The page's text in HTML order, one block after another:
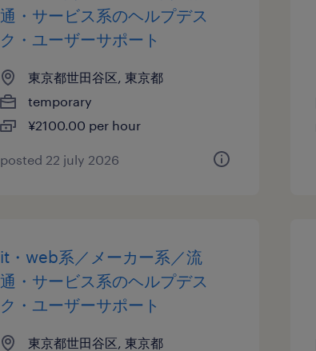
通・サービス系のヘルプデス
ク・ユーザーサポート
東京都世田谷区, 東京都
temporary
¥2100.00 per hour
posted 22 july 2026
it・web系／メーカー系／流
通・サービス系のヘルプデス
ク・ユーザーサポート
東京都世田谷区, 東京都